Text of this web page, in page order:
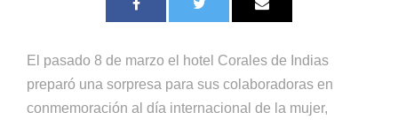
El pasado 8 de marzo el hotel Corales de Indias
preparó una sorpresa para sus colaboradoras en
conmemoración al día internacional de la mujer,